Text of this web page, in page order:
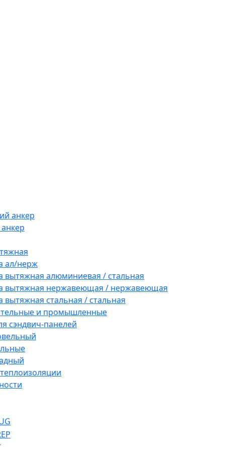
анкер
ал/нерж
вытяжная алюминиевая / стальная
вытяжная нержавеющая / нержавеющая
вытяжная стальная / стальная
и промышленные
сэндвич-панелей